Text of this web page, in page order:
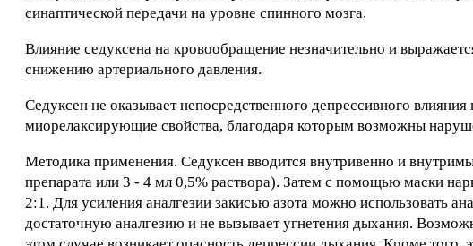
синаптической передачи на уровне спинного мозга.
Влияние седуксена на кровообращение незначительно и
снижению артериального давления.
Седуксен не оказывает непосредственного депрессивного
миорелаксирующие свойства, благодаря которым возможны
Методика применения. Седуксен вводится внутривенно и
препарата или 3 - 4 мл 0,5% раствора). Затем с помощью маски
2:1. Для усиления аналгезии закисью азота можно использовать
достаточную аналгезию и не вызывает угнетения дыхания.